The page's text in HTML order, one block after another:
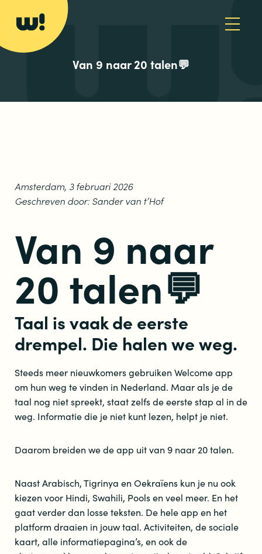
Van 9 naar 20 talen💬
Amsterdam, 3 februari 2026
Geschreven door: Sander van t’Hof
Van 9 naar
20 talen💬
Taal is vaak de eerste
drempel. Die halen we weg.
Steeds meer nieuwkomers gebruiken Welcome app
om hun weg te vinden in Nederland. Maar als je de
taal nog niet spreekt, staat zelfs de eerste stap al in de
weg. Informatie die je niet kunt lezen, helpt je niet.
Daarom breiden we de app uit van 9 naar 20 talen.
Naast Arabisch, Tigrinya en Oekraïens kun je nu ook
kiezen voor Hindi, Swahili, Pools en veel meer. En het
gaat verder dan losse teksten. De hele app en het
platform draaien in jouw taal. Activiteiten, de sociale
kaart, alle informatiepagina’s, en ook de